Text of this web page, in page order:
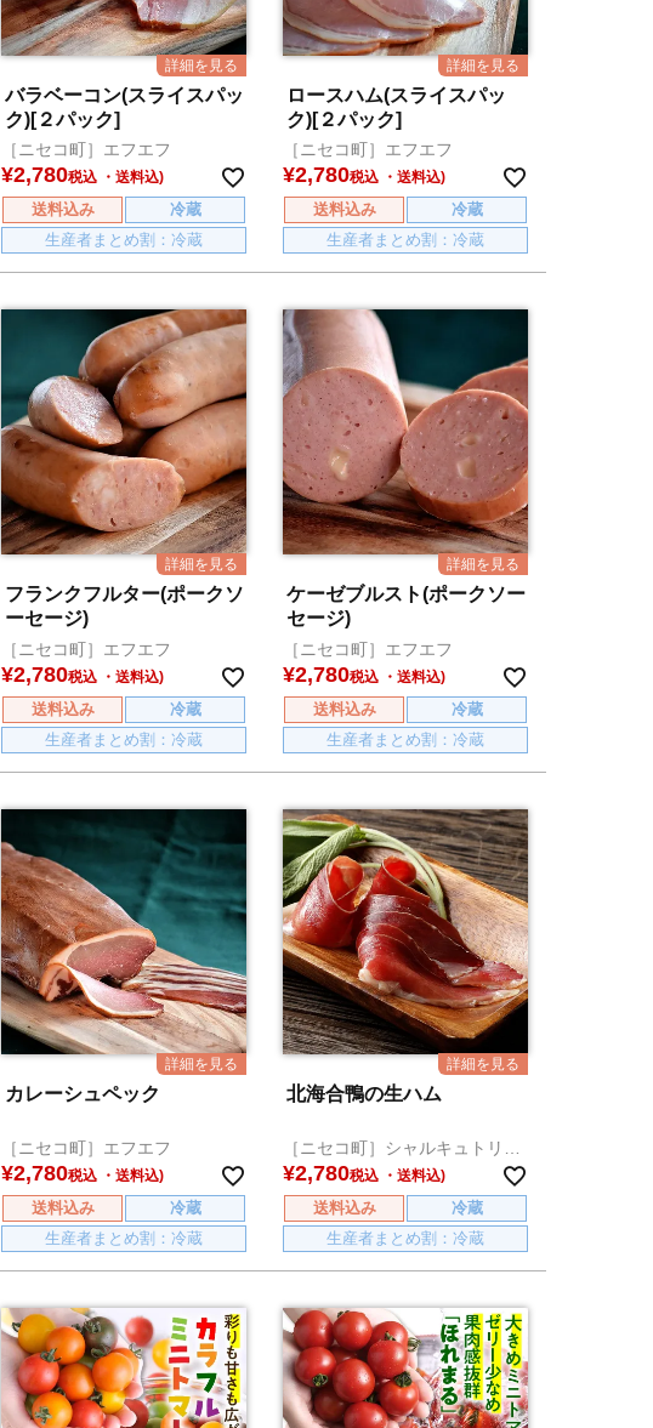
バラベーコン(スライスパッ
ク)[２パック]
［ニセコ町］エフエフ
¥2,780税込
送料込み
冷蔵
生産者まとめ割：冷蔵
ロースハム(スライスパッ
ク)[２パック]
［ニセコ町］エフエフ
¥2,780税込
送料込み
冷蔵
生産者まとめ割：冷蔵
フランクフルター(ポークソ
ーセージ)
［ニセコ町］エフエフ
¥2,780税込
送料込み
冷蔵
生産者まとめ割：冷蔵
ケーゼブルスト(ポークソー
セージ)
［ニセコ町］エフエフ
¥2,780税込
送料込み
冷蔵
生産者まとめ割：冷蔵
カレーシュペック
［ニセコ町］エフエフ
¥2,780税込
送料込み
冷蔵
生産者まとめ割：冷蔵
北海合鴨の生ハム
［ニセコ町］シャルキュトリー
アカイシ
¥2,780税込
送料込み
冷蔵
生産者まとめ割：冷蔵